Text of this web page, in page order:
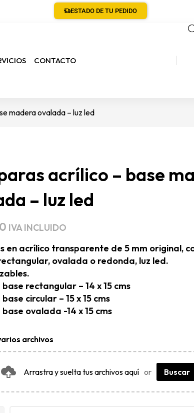
ESTADO DE TU PEDIDO
CONTACTO
madera ovalada – luz led
acrílico – base
– luz led
IVA INCLUIDO
en acrílico transparente de 5 mm original,
ovalada o redonda, luz led.
rectangular – 14 x 15 cms
circular – 15 x 15 cms
ovalada -14 x 15 cms
archivos
Arrastra y suelta tus archivos aquí or Buscar